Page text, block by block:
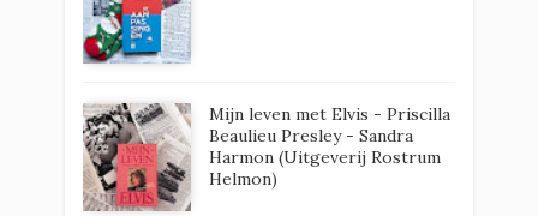
Mijn leven met Elvis - Priscilla
Beaulieu Presley - Sandra
Harmon (Uitgeverij Rostrum
Helmon)